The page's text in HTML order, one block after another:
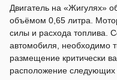
Двигатель на «Жигулях»
объёмом 0,65 литра.
силы и расхода топлива.
автомобиля, необходимо
размещение критически
расположение следующих